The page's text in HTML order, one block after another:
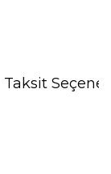
Taksit